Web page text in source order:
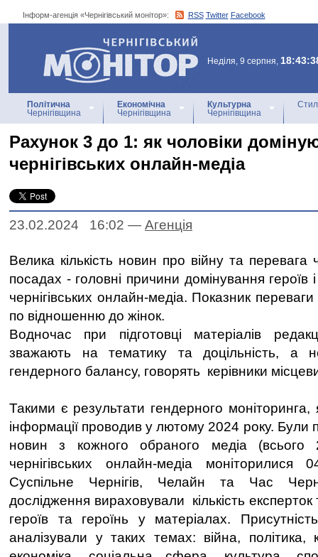
Інформ-агенція «Чернігівський монітор»: RSS Twitter Facebook
Інформ-агенція
«Чернігівський монітор»
Неділя, 9 серпня,
Політична
Чернігівщина
Економічна
Чернігівщина
Культурна
Чернігівщина
Рахунок 3 до 1: як чоловіки
чернігівських онлайн-медіа
23.02.2024 16:02 — Агенцiя
Велика кількість новин про війну та перевага
посадах - головні причини домінування героїв
чернігівських онлайн-медіа. Показник
по відношенню до жінок.
Водночас при підготовці матеріалів
зважають на тематику та доцільність, а
гендерного балансу, говорять керівники
Такими є результати гендерного моніторинга,
інформації проводив у лютому 2024 року. Були
новин з кожного обраного медіа
чернігівських онлайн-медіа моніторилися
Суспільне Чернігів, Челайн та Час
дослідження вираховували кількість експерток
героїв та героїнь у матеріалах.
аналізували у таких темах: війна, політика,